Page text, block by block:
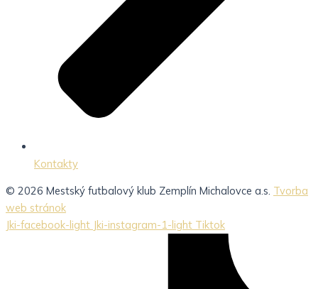
Kontakty
© 2026 Mestský futbalový klub Zemplín Michalovce a.s. Tvorba
web stránok
Jki-facebook-light Jki-instagram-1-light Tiktok